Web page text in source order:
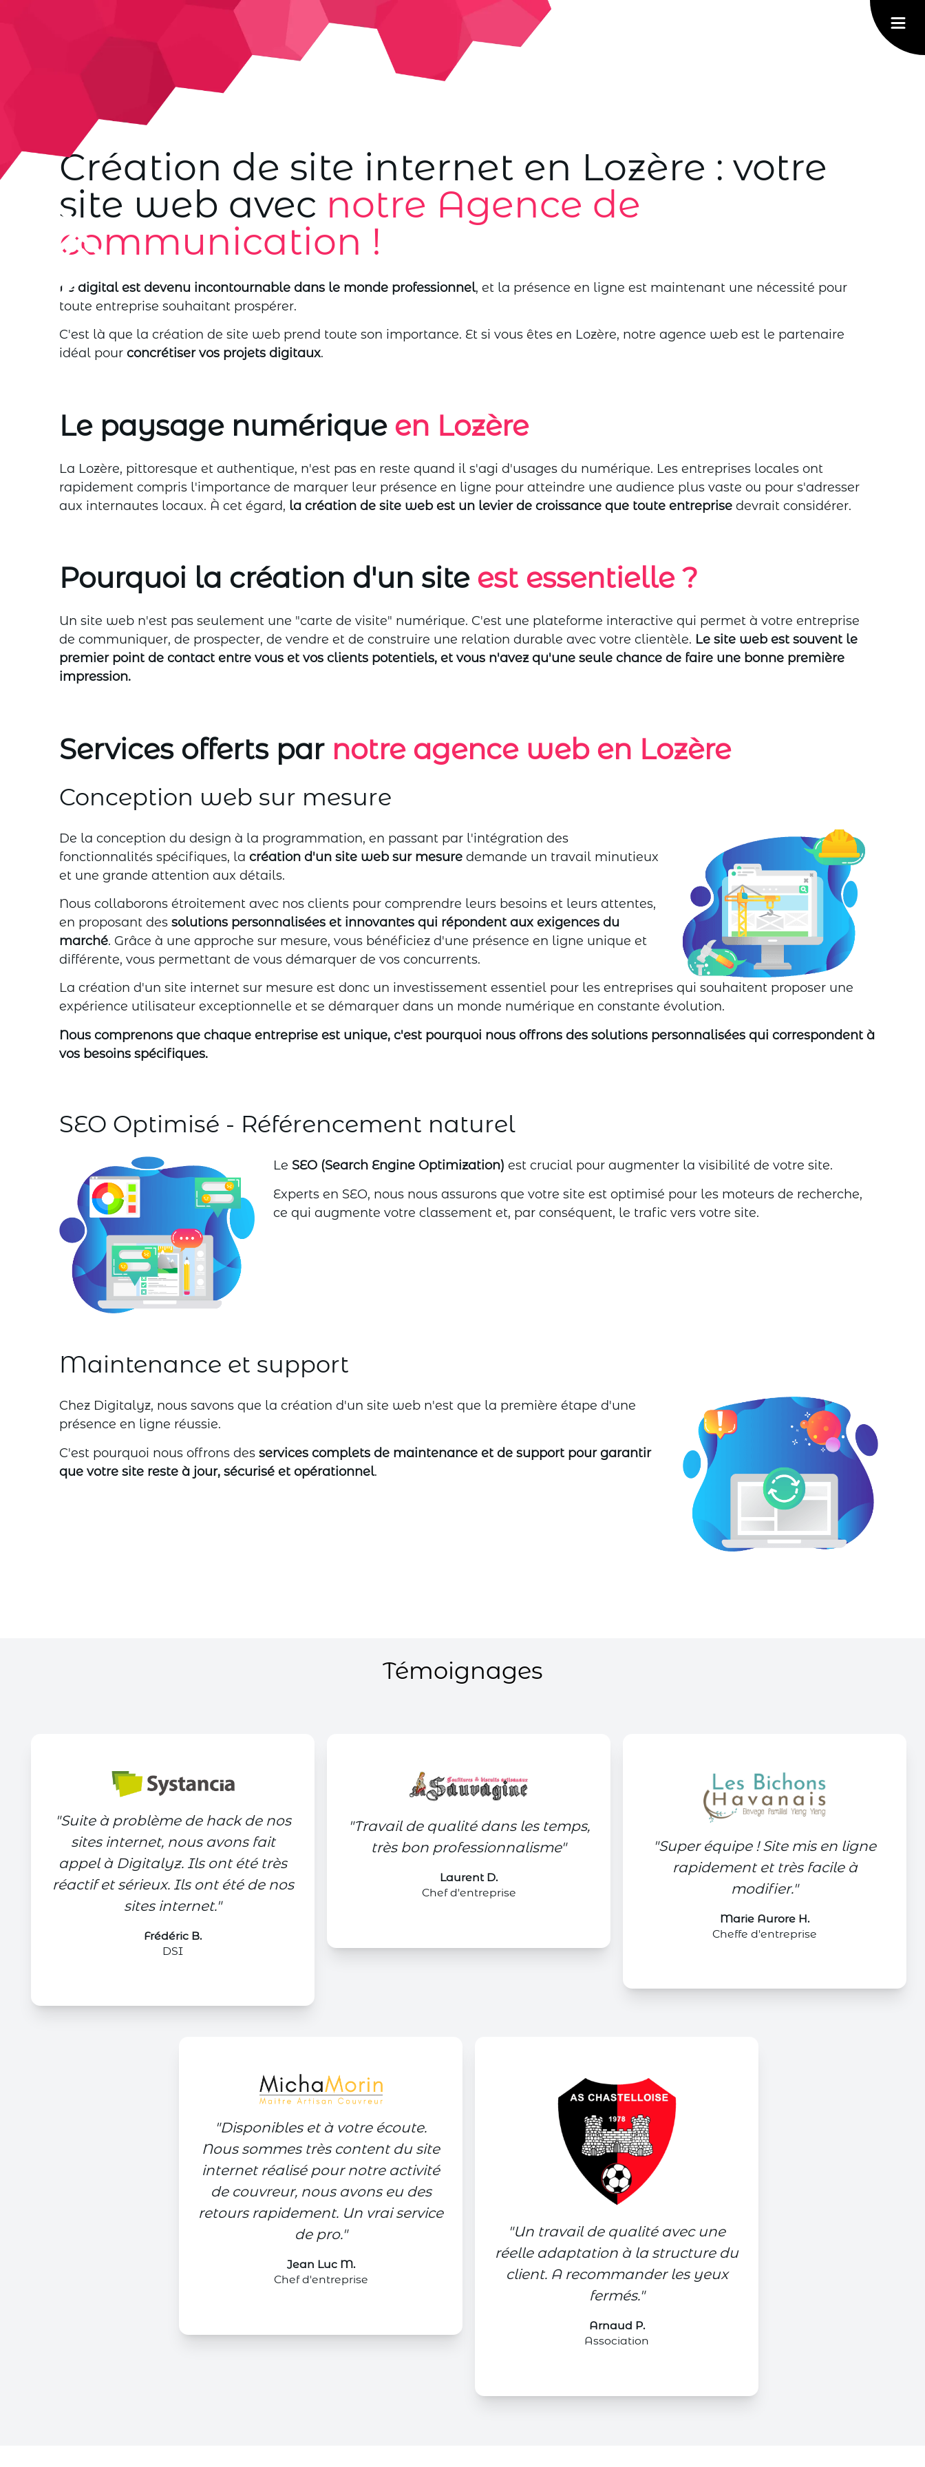
Création de site internet en Lozère : votre
site web avec notre Agence de
communication !
Le digital est devenu incontournable dans le monde professionnel, et la présence en ligne est maintenant une nécessité pour
toute entreprise souhaitant prospérer.
C'est là que la création de site web prend toute son importance. Et si vous êtes en Lozère, notre agence web est le partenaire
idéal pour concrétiser vos projets digitaux.
Le paysage numérique en Lozère
La Lozère, pittoresque et authentique, n'est pas en reste quand il s'agi d'usages du numérique. Les entreprises locales ont
rapidement compris l'importance de marquer leur présence en ligne pour atteindre une audience plus vaste ou pour s'adresser
aux internautes locaux. À cet égard, la création de site web est un levier de croissance que toute entreprise devrait considérer.
Pourquoi la création d'un site est essentielle ?
Un site web n'est pas seulement une "carte de visite" numérique. C'est une plateforme interactive qui permet à votre entreprise
de communiquer, de prospecter, de vendre et de construire une relation durable avec votre clientèle. Le site web est souvent le
premier point de contact entre vous et vos clients potentiels, et vous n'avez qu'une seule chance de faire une bonne première
impression.
Services offerts par notre agence web en Lozère
Conception web sur mesure
De la conception du design à la programmation, en passant par l'intégration des
fonctionnalités spécifiques, la création d'un site web sur mesure demande un travail minutieux
et une grande attention aux détails.
Nous collaborons étroitement avec nos clients pour comprendre leurs besoins et leurs attentes,
en proposant des solutions personnalisées et innovantes qui répondent aux exigences du
marché. Grâce à une approche sur mesure, vous bénéficiez d'une présence en ligne unique et
différente, vous permettant de vous démarquer de vos concurrents.
La création d'un site internet sur mesure est donc un investissement essentiel pour les entreprises qui souhaitent proposer une
expérience utilisateur exceptionnelle et se démarquer dans un monde numérique en constante évolution.
Nous comprenons que chaque entreprise est unique, c'est pourquoi nous offrons des solutions personnalisées qui correspondent à
vos besoins spécifiques.
SEO Optimisé - Référencement naturel
Le SEO (Search Engine Optimization) est crucial pour augmenter la visibilité de votre site.
Experts en SEO, nous nous assurons que votre site est optimisé pour les moteurs de recherche,
ce qui augmente votre classement et, par conséquent, le trafic vers votre site.
Maintenance et support
Chez Digitalyz, nous savons que la création d'un site web n'est que la première étape d'une
présence en ligne réussie.
C'est pourquoi nous offrons des services complets de maintenance et de support pour garantir
que votre site reste à jour, sécurisé et opérationnel.
Témoignages
"Suite à problème de hack de nos
sites internet, nous avons fait
appel à Digitalyz. Ils ont été très
réactif et sérieux. Ils ont été de nos
sites internet."
Frédéric B.
DSI
"Travail de qualité dans les temps,
très bon professionnalisme"
Laurent D.
Chef d'entreprise
"Super équipe ! Site mis en ligne
rapidement et très facile à
modifier."
Marie Aurore H.
Cheffe d'entreprise
"Disponibles et à votre écoute.
Nous sommes très content du site
internet réalisé pour notre activité
de couvreur, nous avons eu des
retours rapidement. Un vrai service
de pro."
Jean Luc M.
Chef d'entreprise
"Un travail de qualité avec une
réelle adaptation à la structure du
client. A recommander les yeux
fermés."
Arnaud P.
Association